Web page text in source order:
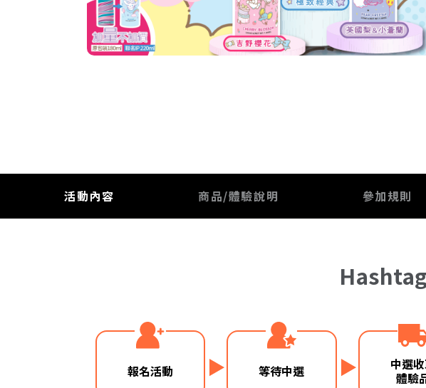
活動內容 商品/體驗說明 參加規則
報名活動 等待中選
中選
體驗